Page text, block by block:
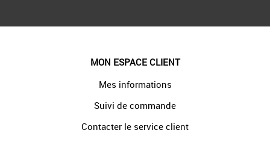
MON ESPACE CLIENT
Mes informations
Suivi de commande
Contacter le service client